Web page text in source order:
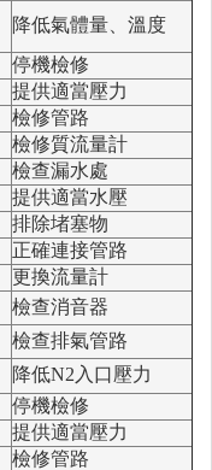
降低氣體量、溫度
停機檢修
提供適當壓力
檢修管路
檢修質流量計
檢查漏水處
提供適當水壓
排除堵塞物
正確連接管路
更換流量計
檢查消音器
檢查排氣管路
降低N2入口壓力
停機檢修
提供適當壓力
檢修管路